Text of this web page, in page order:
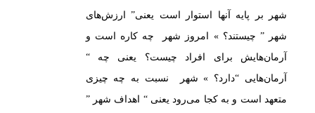
شهر بر پایه آنها استوار است یعنی” ارزش‌های
شهر ” چیستند؟ » امروز شهر چه کاره است و
آرمان‌هایش برای افراد چیست؟ یعنی چه “
آرمان‌هایی “دارد؟ » شهر نسبت به چه چیزی
متعهد است و به کجا می‌رود یعنی “ اهداف شهر ”